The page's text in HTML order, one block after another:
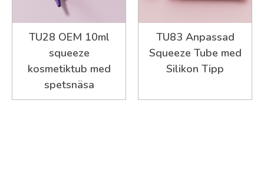
TU28 OEM 10ml
squeeze
kosmetiktub med
spetsnäsa
TU83 Anpassad
Squeeze Tube med
Silikon Tipp